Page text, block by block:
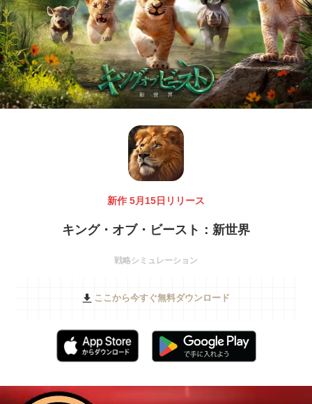
新作 5月15日リリース
キング・オブ・ビースト：新世界
戦略シミュレーション
ここから今すぐ無料ダウンロード